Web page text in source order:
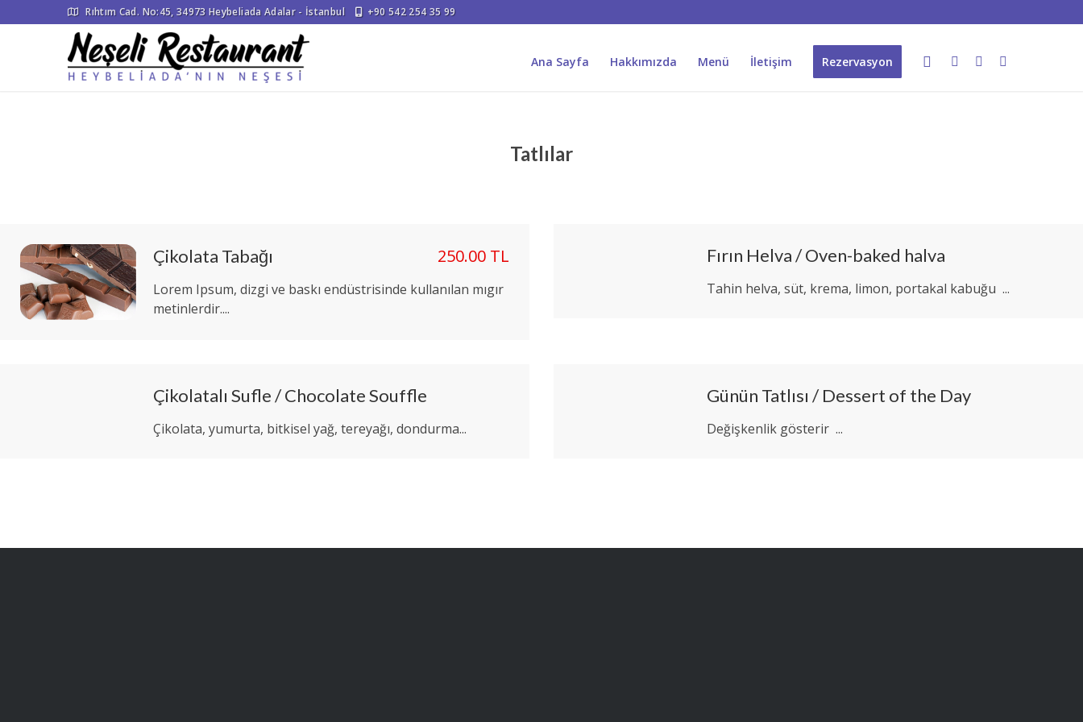
Rıhtım Cad. No:45, 34973 Heybeliada Adalar - İstanbul +90 542 254 35 99
Ana Sayfa Hakkımızda Menü İletişim Rezervasyon
Tatlılar
Çikolata Tabağı 250.00 TL
Lorem Ipsum, dizgi ve baskı endüstrisinde kullanılan mıgır
metinlerdir....
Fırın Helva / Oven-baked halva
Tahin helva, süt, krema, limon, portakal kabuğu ...
Çikolatalı Sufle / Chocolate Souffle
Çikolata, yumurta, bitkisel yağ, tereyağı, dondurma...
Günün Tatlısı / Dessert of the Day
Değişkenlik gösterir ...